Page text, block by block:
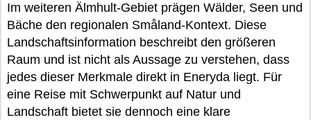
Im weiteren Älmhult-Gebiet prägen Wälder, Seen und
Bäche den regionalen Småland-Kontext. Diese
Landschaftsinformation beschreibt den größeren
Raum und ist nicht als Aussage zu verstehen, dass
jedes dieser Merkmale direkt in Eneryda liegt. Für
eine Reise mit Schwerpunkt auf Natur und
Landschaft bietet sie dennoch eine klare